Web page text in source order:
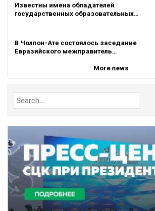
Известны имена обладателей
государственных образовательных…
В Чолпон-Ате состоялось заседание
Евразийского межправитель…
More news